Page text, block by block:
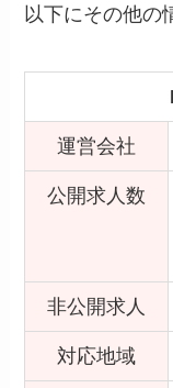
以下にその他の
運営会社
公開求人数
非公開求人
対応地域